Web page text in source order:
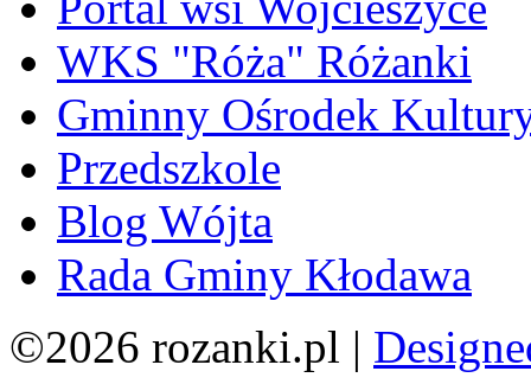
WKS "Róża" Różanki
Gminny Ośrodek
Przedszkole
Blog Wójta
Rada Gminy Kłodawa
©2026 rozanki.pl |